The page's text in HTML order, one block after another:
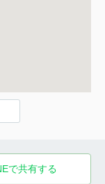
で共有する